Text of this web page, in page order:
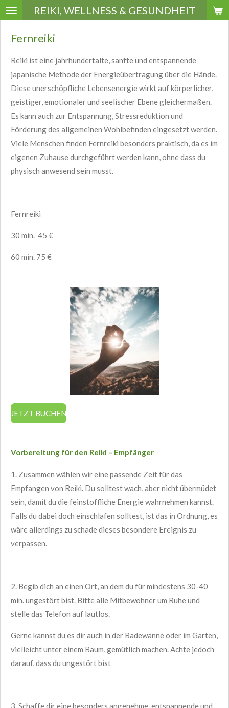
Zum
springen
REIKI, WELLNESS & GESUNDHEIT
Fernreiki
Reiki ist eine jahrhundertalte, sanfte und entspannende
japanische Methode der Energieübertragung über die Hände.
Diese unerschöpfliche Lebensenergie wirkt auf körperlicher,
geistiger, emotionaler und seelischer Ebene gleichermaßen.
Es kann auch zur Entspannung, Stressreduktion und
Förderung des allgemeinen Wohlbefinden eingesetzt werden.
Viele Menschen finden Fernreiki besonders praktisch, da es im
eigenen Zuhause durchgeführt werden kann, ohne dass du
physisch anwesend sein musst.
Fernreiki
30 min. 45 €
60 min. 75 €
JETZT BUCHEN
Vorbereitung für den Reiki – Empfänger
1. Zusammen wählen wir eine passende Zeit für das
Empfangen von Reiki. Du solltest wach, aber nicht übermüdet
sein, damit du die feinstoffliche Energie wahrnehmen kannst.
Falls du dabei doch einschlafen solltest, ist das in Ordnung, es
wäre allerdings zu schade dieses besondere Ereignis zu
verpassen.
2. Begib dich an einen Ort, an dem du für mindestens 30-40
min. ungestört bist. Bitte alle Mitbewohner um Ruhe und
stelle das Telefon auf lautlos.
Gerne kannst du es dir auch in der Badewanne oder im Garten,
vielleicht unter einem Baum, gemütlich machen. Achte jedoch
darauf, dass du ungestört bist
3. Schaffe dir eine besonders angenehme, entspannende und